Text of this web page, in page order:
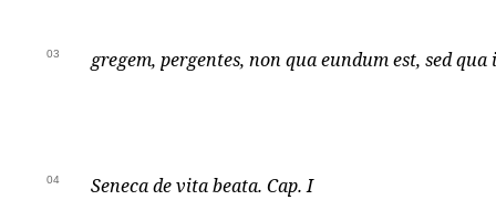
03 gregem, pergentes, non qua eundum est, sed qua
04 Seneca de vita beata. Cap. I